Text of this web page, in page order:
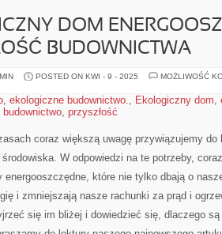
DOM
BUDOWNICTWA
POSTED ON KWI - 9 - 2025
MOŻLIWOŚĆ
, ekologiczne budownictwo., Ekologiczny dom,
, przyszłość
coraz większą uwagę przywiązujemy do
W⁣ odpowiedzi na te potrzeby,
energooszczędne, które nie ⁢tylko dbają o
​i ⁢zmniejszają nasze‌ rachunki za prąd i
⁤się im bliżej i dowiedzieć się, dlaczego są